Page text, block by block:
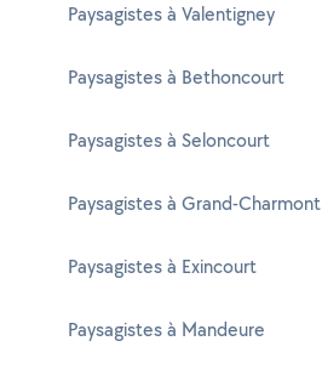
Paysagistes à Valentigney
Paysagistes à Bethoncourt
Paysagistes à Seloncourt
Paysagistes à Grand-Charmont
Paysagistes à Exincourt
Paysagistes à Mandeure